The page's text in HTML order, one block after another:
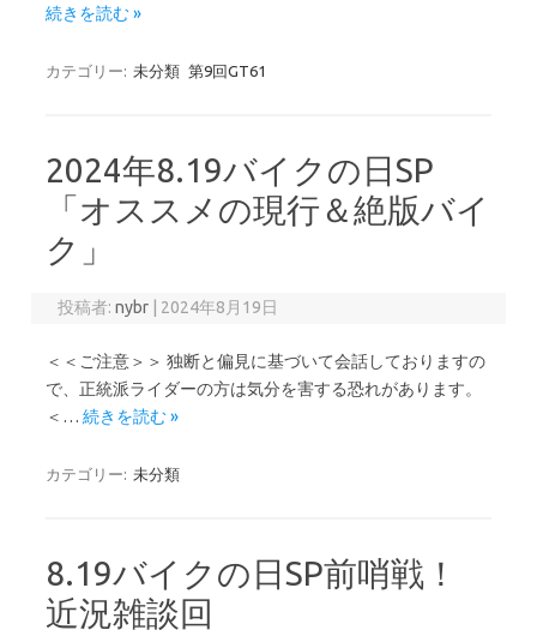
続きを読む »
カテゴリー: 未分類 第9回GT61
2024年8.19バイクの日SP
「オススメの現行＆絶版バイ
ク」
投稿者:nybr 2024年8月19日
＜＜ご注意＞＞ 独断と偏見に基づいて会話しておりますの
で、正統派ライダーの方は気分を害する恐れがあります。
＜… 続きを読む »
カテゴリー: 未分類
8.19バイクの日SP前哨戦！
近況雑談回